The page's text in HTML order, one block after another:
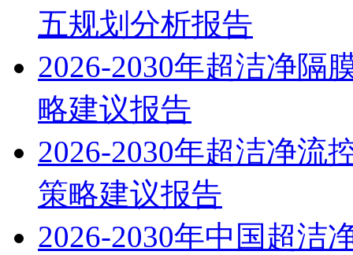
五规划分析报告
2026-2030年超洁净隔
略建议报告
2026-2030年超洁净流
策略建议报告
2026-2030年中国超洁